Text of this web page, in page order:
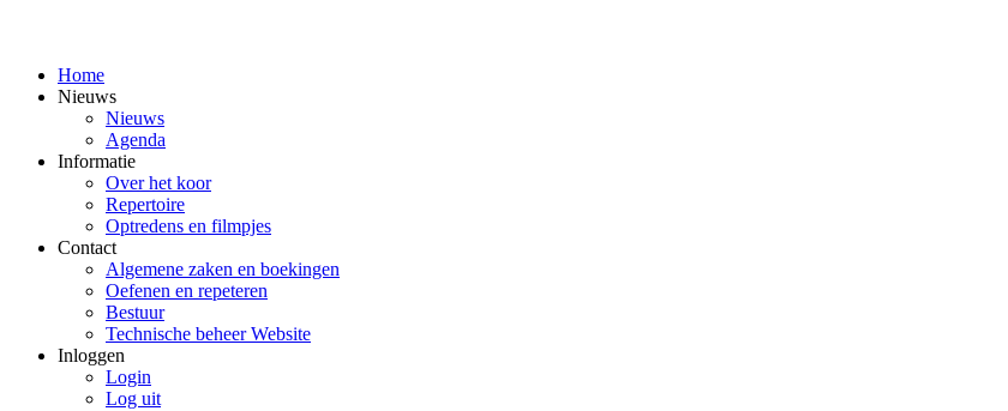
Home
Nieuws
Nieuws
Agenda
Informatie
Over het koor
Repertoire
Optredens en filmpjes
Contact
Algemene zaken en boekingen
Oefenen en repeteren
Bestuur
Technische beheer Website
Inloggen
Login
Log uit